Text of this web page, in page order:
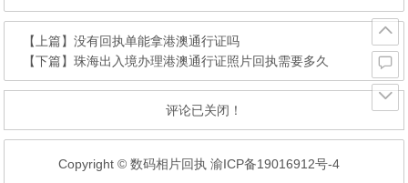
【上篇】没有回执单能拿港澳通行证吗
【下篇】珠海出入境办理港澳通行证照片回执需要多久
评论已关闭！
Copyright © 数码相片回执 渝ICP备19016912号-4